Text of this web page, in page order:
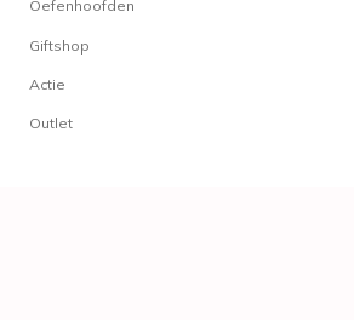
Oefenhoofden
Giftshop
Actie
Outlet